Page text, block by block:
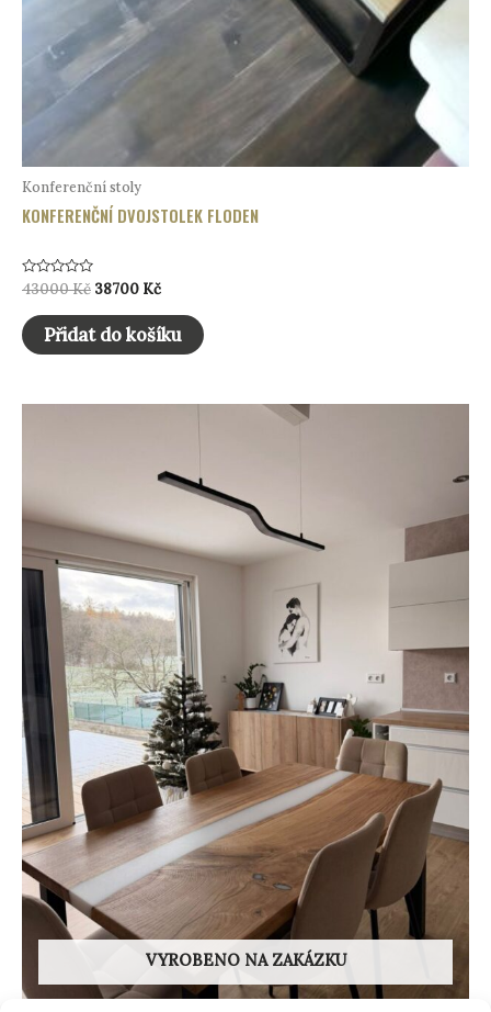
Konferenční stoly
KONFERENČNÍ DVOJSTOLEK FLODEN
Hodnocení
5
43000Kč Původní
byla:
43000 Kč.
38700 KčAktuální
je:
38700 Kč.
Přidat do košíku
VYROBENO NA ZAKÁZKU